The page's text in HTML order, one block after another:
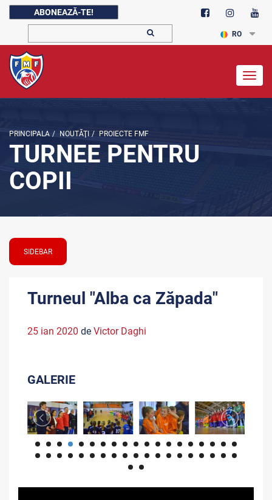
ABONEAZĂ-TE!
RO
PRINCIPALA / NOUTĂŢI / PROIECTE FMF
TURNEE PENTRU
COPII
SIDEBAR
Turneul "Alba ca Zăpada"
25 ian 2020 de Victor Daghi
GALERIE